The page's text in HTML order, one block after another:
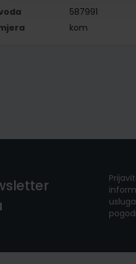
587991
kom